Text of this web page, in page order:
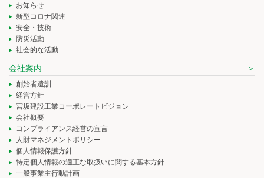
お知らせ
新型コロナ関連
安全・技術
防災活動
社会的な活動
会社案内
創始者遺訓
経営方針
宮坂建設工業コーポレートビジョン
会社概要
コンプライアンス経営の宣言
人財マネジメントポリシー
個人情報保護方針
特定個人情報の適正な取扱いに関する基本方針
一般事業主行動計画